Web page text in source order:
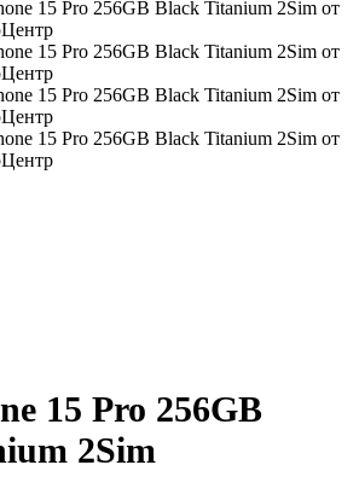
15 Pro 256GB
2Sim